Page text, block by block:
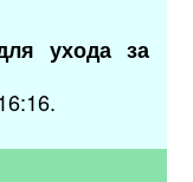
ухода за